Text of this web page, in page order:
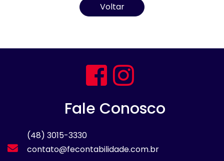
Voltar
Fale Conosco
(48) 3015-3330
contato@fecontabilidade.com.br